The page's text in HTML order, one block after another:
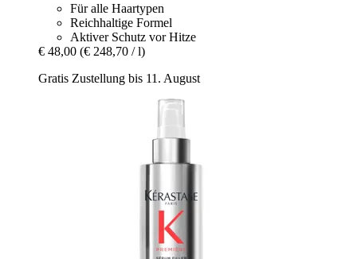
Für alle Haartypen
Reichhaltige Formel
Aktiver Schutz vor Hitze
€ 48,00 (€ 248,70 / l)
Gratis Zustellung bis 11. August